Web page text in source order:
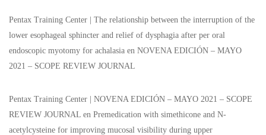
Pentax Training Center | The relationship between the interruption of the
lower esophageal sphincter and relief of dysphagia after per oral
endoscopic myotomy for achalasia en NOVENA EDICIÓN – MAYO
2021 – SCOPE REVIEW JOURNAL
Pentax Training Center | NOVENA EDICIÓN – MAYO 2021 – SCOPE
REVIEW JOURNAL en Premedication with simethicone and N-
acetylcysteine for improving mucosal visibility during upper